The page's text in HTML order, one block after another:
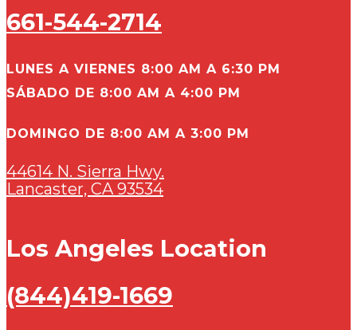
661-544-2714
LUNES A VIERNES 8:00 AM A 6:30 PM
SÁBADO DE 8:00 AM A 4:00 PM
DOMINGO DE 8:00 AM A 3:00 PM
44614 N. Sierra Hwy.
Lancaster, CA 93534
Los Angeles Location
(844)419-1669